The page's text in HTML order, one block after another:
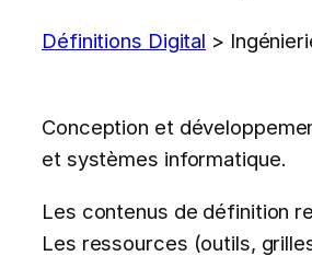
Définitions Digital >
Conception et
et systèmes informatique.
Les contenus de définition
Les ressources (outils,